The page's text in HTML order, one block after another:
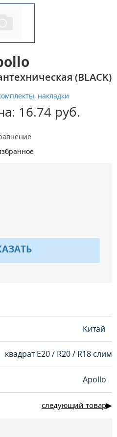
(BLACK)
накладки
16.74 руб.
Китай
квадрат Е20 / R20 / R18 слим
Apollo
следующий товар